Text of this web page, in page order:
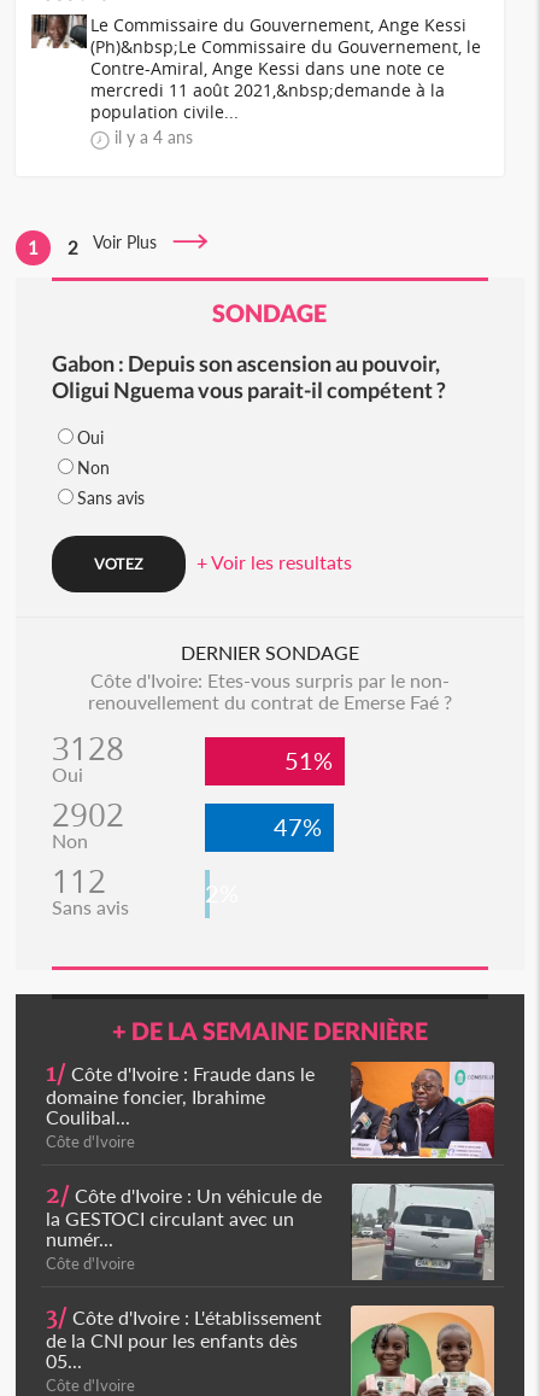
Le Commissaire du Gouvernement, Ange Kessi
(Ph)&nbsp;Le Commissaire du Gouvernement, le
Contre-Amiral, Ange Kessi dans une note ce
mercredi 11 août 2021,&nbsp;demande à la
population civile...
il y a 4 ans
1 2 Voir Plus
SONDAGE
Gabon : Depuis son ascension au pouvoir,
Oligui Nguema vous parait-il compétent ?
Oui
Non
Sans avis
+ Voir les resultats
DERNIER SONDAGE
Côte d'Ivoire: Etes-vous surpris par le non-
renouvellement du contrat de Emerse Faé ?
3128
Oui 51%
2902
Non 47%
112
Sans avis 2%
+ DE LA SEMAINE DERNIÈRE
1/ Côte d'Ivoire : Fraude dans le
domaine foncier, Ibrahime
Coulibal...
Côte d'Ivoire
2/ Côte d'Ivoire : Un véhicule de
la GESTOCI circulant avec un
numér...
Côte d'Ivoire
3/ Côte d'Ivoire : L'établissement
de la CNI pour les enfants dès
05...
Côte d'Ivoire